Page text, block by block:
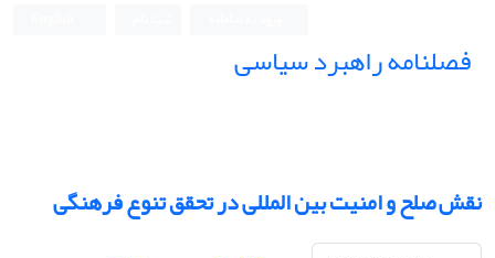
فصلنامه راهبرد سیاسی
نقش صلح و امنیت بین المللی در تحقق تنوع فرهنگی